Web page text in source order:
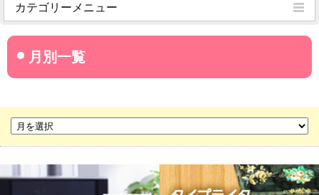
カテゴリーメニュー
菊武学園からのお知らせ
名古屋産業大学
菊華高等学校
菊武ビジネス専門学校
名古屋ウェディング＆フラワー・ビューティ学院